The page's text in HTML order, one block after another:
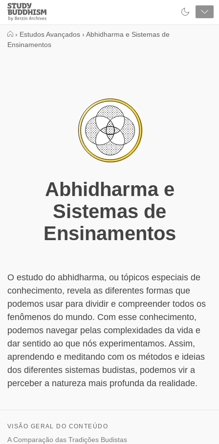
Close
Study
Buddhism
› Estudos Avançados › Abhidharma e Sistemas de
Ensinamentos
Abhidharma e
Sistemas de
Ensinamentos
O estudo do abhidharma, ou tópicos especiais de
conhecimento, revela as diferentes formas que
podemos usar para dividir e compreender todos os
fenômenos do mundo. Com esse conhecimento,
podemos navegar pelas complexidades da vida e
dar sentido ao que nós experimentamos. Assim,
aprendendo e meditando com os métodos e ideias
dos diferentes sistemas budistas, podemos vir a
perceber a natureza mais profunda da realidade.
VISÃO GERAL DO CONTEÚDO
A Comparação das Tradições Budistas